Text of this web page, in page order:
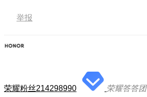
举报
荣耀粉丝214298990 荣耀答答团